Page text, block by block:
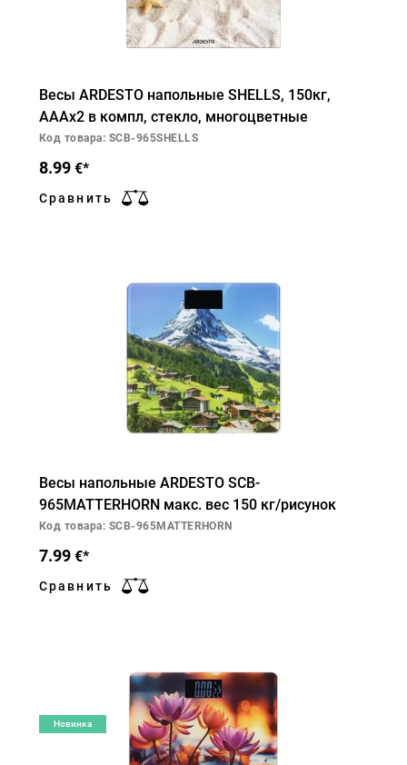
Весы ARDESTO напольные SHELLS, 150кг,
AAAx2 в компл, стекло, многоцветные
Код товара: SCB-965SHELLS
8.99 €*
Сравнить
Весы напольные ARDESTO SCB-
965MATTERHORN макс. вес 150 кг/рисунок
Код товара: SCB-965MATTERHORN
7.99 €*
Сравнить
Новинка